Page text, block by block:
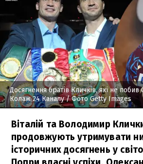
Досягнення братів Кличків, які не
Колаж 24 Каналу / Фото Getty Images
Віталій та Володимир
продовжують утримувати
історичних досягнень у